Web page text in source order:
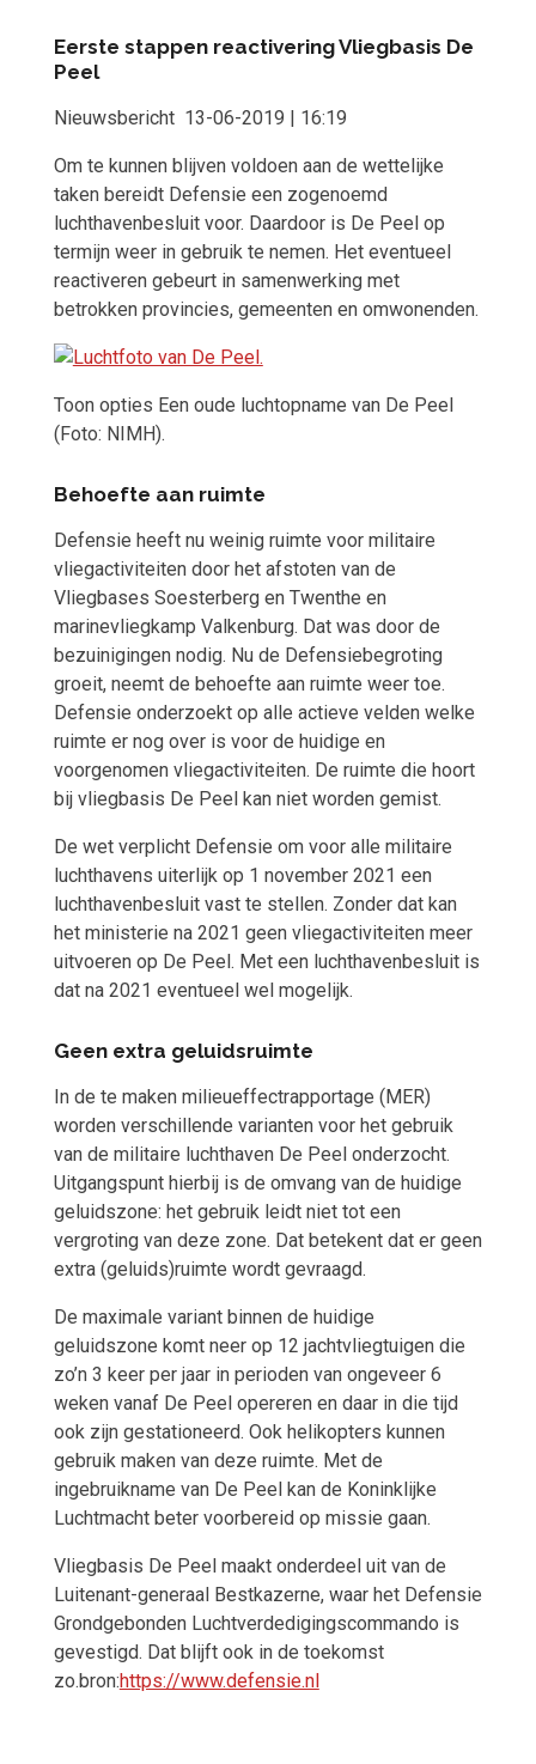
Eerste stappen reactivering Vliegbasis De
Peel
Nieuwsbericht 13-06-2019 | 16:19
Om te kunnen blijven voldoen aan de wettelijke
taken bereidt Defensie een zogenoemd
luchthavenbesluit voor. Daardoor is De Peel op
termijn weer in gebruik te nemen. Het eventueel
reactiveren gebeurt in samenwerking met
betrokken provincies, gemeenten en omwonenden.
Toon opties Een oude luchtopname van De Peel
(Foto: NIMH).
Behoefte aan ruimte
Defensie heeft nu weinig ruimte voor militaire
vliegactiviteiten door het afstoten van de
Vliegbases Soesterberg en Twenthe en
marinevliegkamp Valkenburg. Dat was door de
bezuinigingen nodig. Nu de Defensiebegroting
groeit, neemt de behoefte aan ruimte weer toe.
Defensie onderzoekt op alle actieve velden welke
ruimte er nog over is voor de huidige en
voorgenomen vliegactiviteiten. De ruimte die hoort
bij vliegbasis De Peel kan niet worden gemist.
De wet verplicht Defensie om voor alle militaire
luchthavens uiterlijk op 1 november 2021 een
luchthavenbesluit vast te stellen. Zonder dat kan
het ministerie na 2021 geen vliegactiviteiten meer
uitvoeren op De Peel. Met een luchthavenbesluit is
dat na 2021 eventueel wel mogelijk.
Geen extra geluidsruimte
In de te maken milieueffectrapportage (MER)
worden verschillende varianten voor het gebruik
van de militaire luchthaven De Peel onderzocht.
Uitgangspunt hierbij is de omvang van de huidige
geluidszone: het gebruik leidt niet tot een
vergroting van deze zone. Dat betekent dat er geen
extra (geluids)ruimte wordt gevraagd.
De maximale variant binnen de huidige
geluidszone komt neer op 12 jachtvliegtuigen die
zo’n 3 keer per jaar in perioden van ongeveer 6
weken vanaf De Peel opereren en daar in die tijd
ook zijn gestationeerd. Ook helikopters kunnen
gebruik maken van deze ruimte. Met de
ingebruikname van De Peel kan de Koninklijke
Luchtmacht beter voorbereid op missie gaan.
Vliegbasis De Peel maakt onderdeel uit van de
Luitenant-generaal Bestkazerne, waar het Defensie
Grondgebonden Luchtverdedigingscommando is
gevestigd. Dat blijft ook in de toekomst
zo.bron:https://www.defensie.nl